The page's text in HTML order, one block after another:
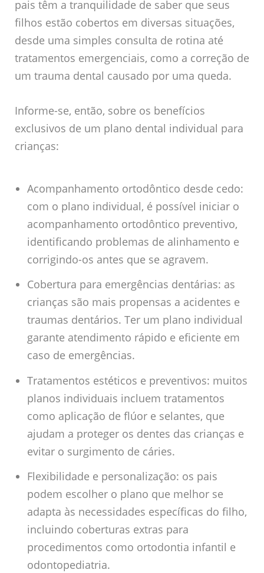
pais têm a tranquilidade de saber que seus
filhos estão cobertos em diversas situações,
desde uma simples consulta de rotina até
tratamentos emergenciais, como a correção de
um trauma dental causado por uma queda.
Informe-se, então, sobre os benefícios
exclusivos de um plano dental individual para
crianças:
Acompanhamento ortodôntico desde cedo:
com o plano individual, é possível iniciar o
acompanhamento ortodôntico preventivo,
identificando problemas de alinhamento e
corrigindo-os antes que se agravem.
Cobertura para emergências dentárias: as
crianças são mais propensas a acidentes e
traumas dentários. Ter um plano individual
garante atendimento rápido e eficiente em
caso de emergências.
Tratamentos estéticos e preventivos: muitos
planos individuais incluem tratamentos
como aplicação de flúor e selantes, que
ajudam a proteger os dentes das crianças e
evitar o surgimento de cáries.
Flexibilidade e personalização: os pais
podem escolher o plano que melhor se
adapta às necessidades específicas do filho,
incluindo coberturas extras para
procedimentos como ortodontia infantil e
odontopediatria.